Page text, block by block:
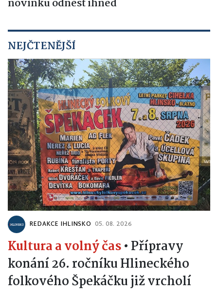
NEJČTENĚJŠÍ
REDAKCE IHLINSKO 05. 08. 2026
Kultura a volný čas• Přípravy
konání 26. ročníku Hlineckého
folkového Špekáčku již vrcholí